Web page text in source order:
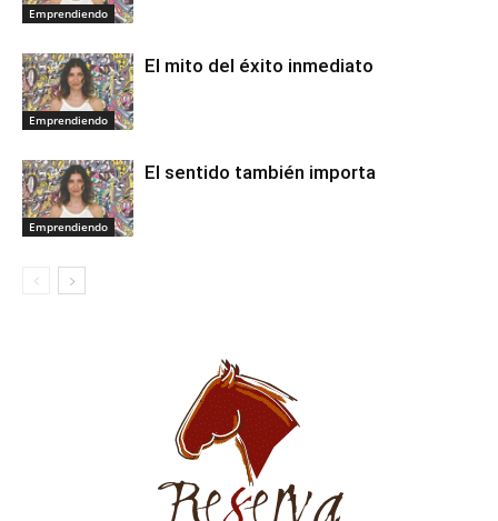
Emprendiendo
Emprendiendo
El mito del éxito inmediato
Emprendiendo
El sentido también importa